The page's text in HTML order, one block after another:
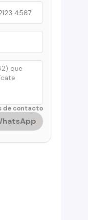
de contacto